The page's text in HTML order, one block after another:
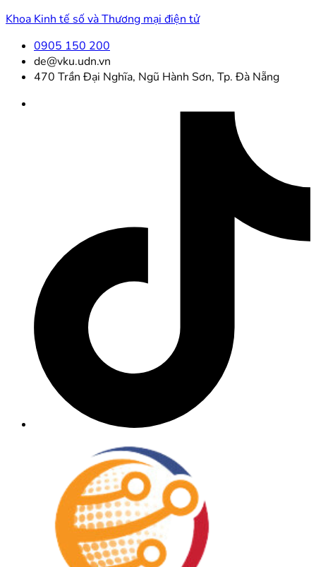
Khoa Kinh tế số và Thương mại điện tử
0905 150 200
de@vku.udn.vn
470 Trần Đại Nghĩa, Ngũ Hành Sơn, Tp. Đà Nẵng